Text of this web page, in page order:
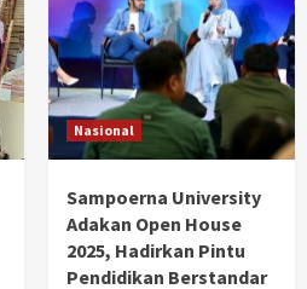
Nasional
Sampoerna University
Adakan Open House
2025, Hadirkan Pintu
Pendidikan Berstandar